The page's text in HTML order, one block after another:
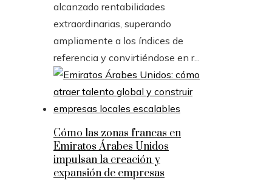
alcanzado rentabilidades
extraordinarias, superando
ampliamente a los índices de
referencia y convirtiéndose en r...
Cómo las zonas francas en
Emiratos Árabes Unidos
impulsan la creación y
expansión de empresas